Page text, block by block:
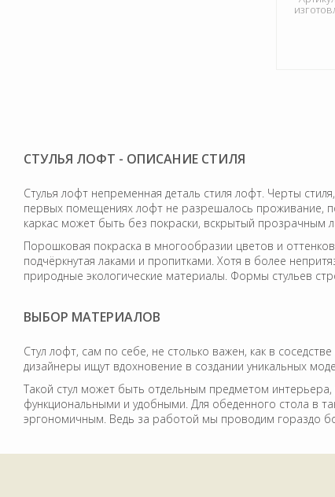
СТУЛЬЯ ЛОФТ - ОПИСАНИЕ СТИЛЯ
Стулья лофт непременная деталь стиля лофт. Черты
первых помещениях лофт не разрешалось проживание,
каркас может быть без покраски, вскрытый прозрачным
Порошковая покраска в многообразии цветов и
подчёркнутая лаками и пропитками. Хотя в более
природные экологические материалы. Формы стульев
ВЫБОР МАТЕРИАЛОВ
Стул лофт, сам по себе, не столько важен, как в
дизайнеры ищут вдохновение в создании уникальных
Такой стул может быть отдельным предметом
функциональными и удобными. Для обеденного стола в
эргономичным. Ведь за работой мы проводим гораздо